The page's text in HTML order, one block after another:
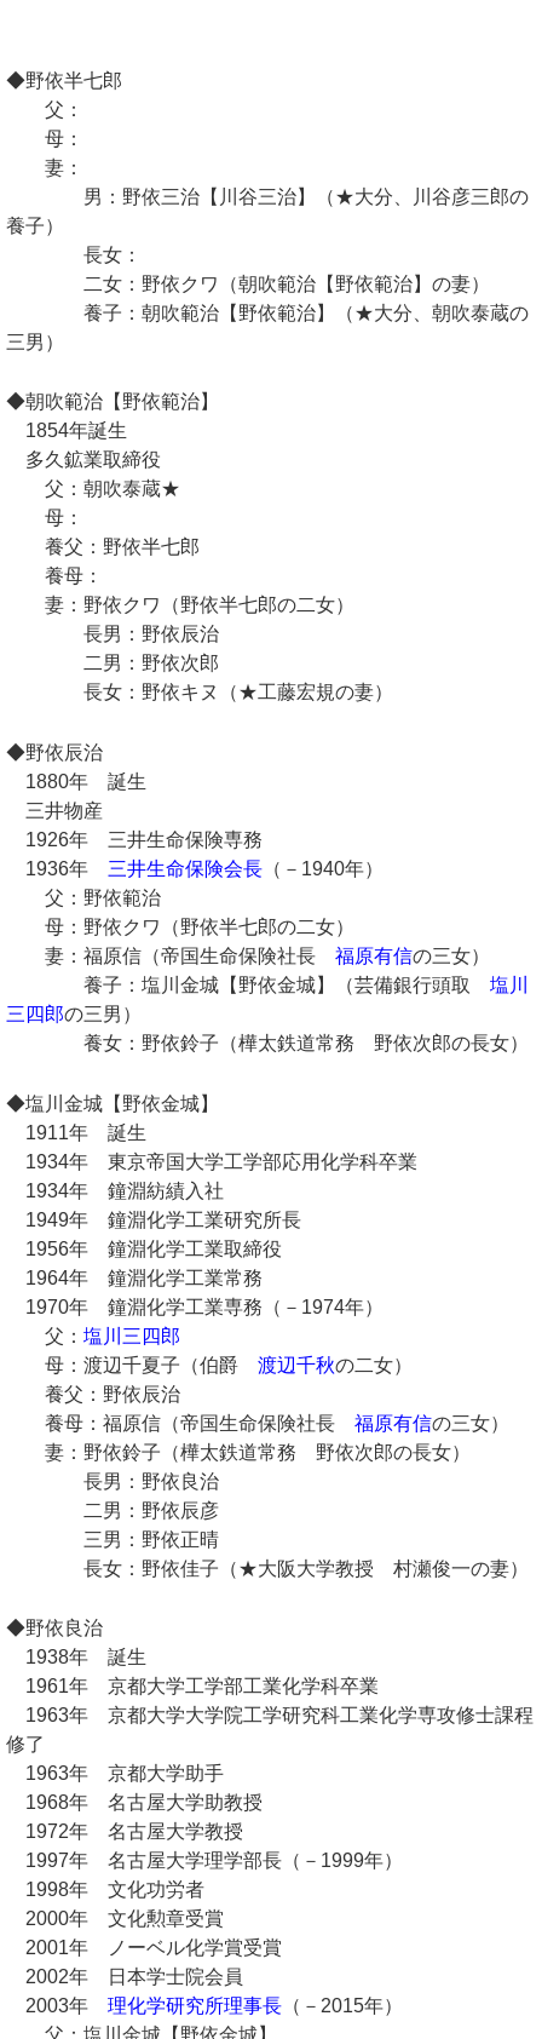
◆野依半七郎
父：
母：
妻：
男：野依三治【川谷三治】（★大分、川谷彦三郎の
養子）
長女：
二女：野依クワ（朝吹範治【野依範治】の妻）
養子：朝吹範治【野依範治】（★大分、朝吹泰蔵の
三男）
◆朝吹範治【野依範治】
1854年誕生
多久鉱業取締役
父：朝吹泰蔵★
母：
養父：野依半七郎
養母：
妻：野依クワ（野依半七郎の二女）
長男：野依辰治
二男：野依次郎
長女：野依キヌ（★工藤宏規の妻）
◆野依辰治
1880年 誕生
三井物産
1926年 三井生命保険専務
1936年 三井生命保険会長（－1940年）
父：野依範治
母：野依クワ（野依半七郎の二女）
妻：福原信（帝国生命保険社長 福原有信の三女）
養子：塩川金城【野依金城】（芸備銀行頭取 塩川
三四郎の三男）
養女：野依鈴子（樺太鉄道常務 野依次郎の長女）
◆塩川金城【野依金城】
1911年 誕生
1934年 東京帝国大学工学部応用化学科卒業
1934年 鐘淵紡績入社
1949年 鐘淵化学工業研究所長
1956年 鐘淵化学工業取締役
1964年 鐘淵化学工業常務
1970年 鐘淵化学工業専務（－1974年）
父： 塩川三四郎
母：渡辺千夏子（伯爵 渡辺千秋の二女）
養父：野依辰治
養母：福原信（帝国生命保険社長 福原有信の三女）
妻：野依鈴子（樺太鉄道常務 野依次郎の長女）
長男：野依良治
二男：野依辰彦
三男：野依正晴
長女：野依佳子（★大阪大学教授 村瀬俊一の妻）
◆野依良治
1938年 誕生
1961年 京都大学工学部工業化学科卒業
1963年 京都大学大学院工学研究科工業化学専攻修士課程
修了
1963年 京都大学助手
1968年 名古屋大学助教授
1972年 名古屋大学教授
1997年 名古屋大学理学部長（－1999年）
1998年 文化功労者
2000年 文化勲章受賞
2001年 ノーベル化学賞受賞
2002年 日本学士院会員
2003年 理化学研究所理事長（－2015年）